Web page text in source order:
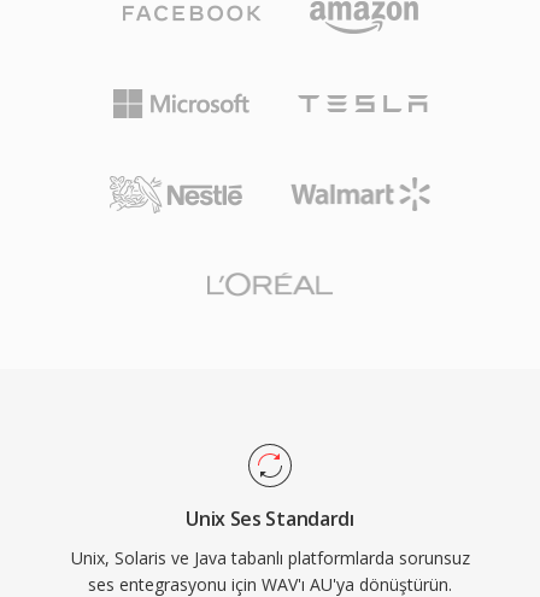
Unix Ses Standardı
Unix, Solaris ve Java tabanlı platformlarda sorunsuz
ses entegrasyonu için WAV'ı AU'ya dönüştürün.